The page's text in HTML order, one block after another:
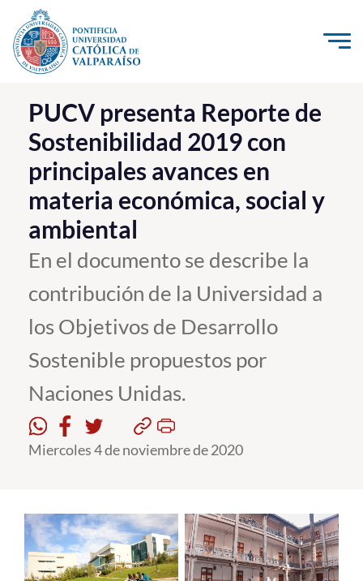
Click acá para ir directamente al contenido
La Universidad
Investigación, Creación e Innovación
PUCV Internacional
Vinculación con el Medio
Admisión
Pregrado
Postgrado
Formación Continua
Académicos
English
PUCV presenta Reporte de
Sostenibilidad 2019 con
principales avances en
materia económica, social y
ambiental
En el documento se describe la
contribución de la Universidad a
los Objetivos de Desarrollo
Sostenible propuestos por
Naciones Unidas.
Miercoles 4 de noviembre de 2020